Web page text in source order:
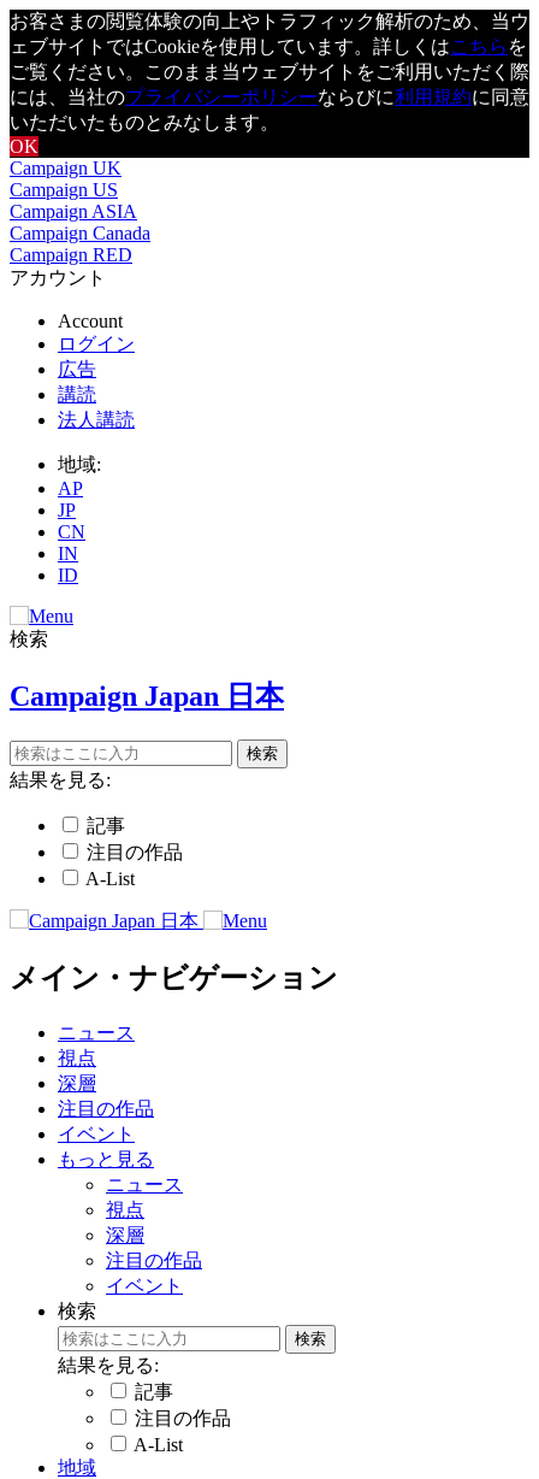
お客さまの閲覧体験の向上やトラフィック解析のため、当ウ
ェブサイトではCookieを使用しています。詳しくはこちら を
ご覧ください。このまま当ウェブサイトをご利用いただく際
には、当社のプライバシーポリシーならびに利用規約に同意
いただいたものとみなします。
OK
Campaign UK
Campaign US
Campaign ASIA
Campaign Canada
Campaign RED
アカウント
Account
ログイン
広告
講読
法人講読
地域:
AP
JP
CN
IN
ID
検索
Campaign Japan 日本
結果を見る:
記事
注目の作品
A-List
メイン・ナビゲーション
ニュース
視点
深層
注目の作品
イベント
もっと見る
ニュース
視点
深層
注目の作品
イベント
検索
結果を見る:
記事
注目の作品
A-List
地域